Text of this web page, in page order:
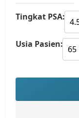
Tingkat PSA:
Usia Pasien: